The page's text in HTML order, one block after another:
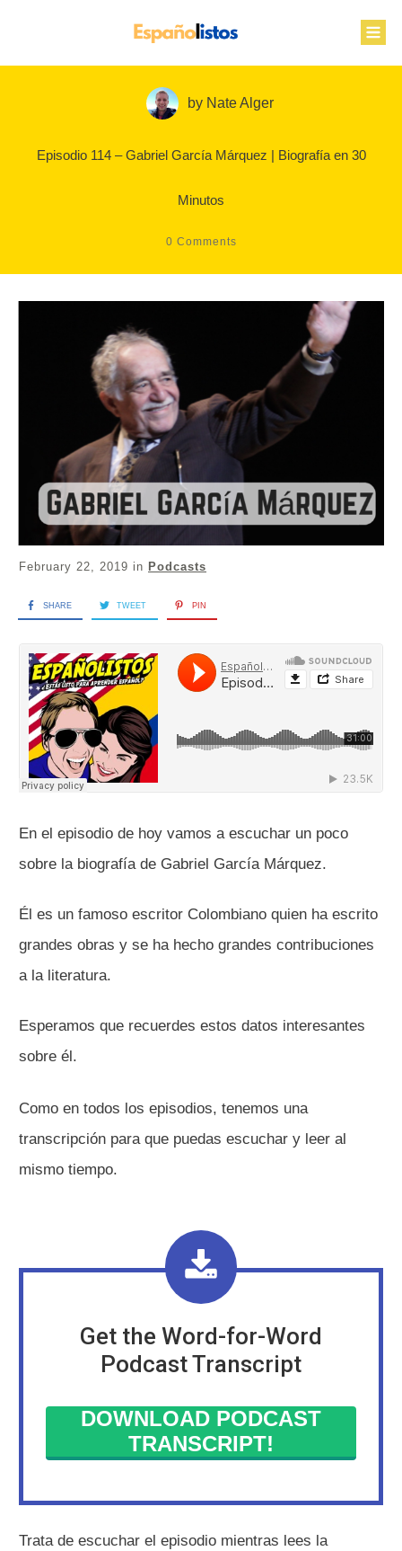
by Nate Alger
Episodio 114 – Gabriel García Márquez | Biografía en 30
Minutos
0 Comments
February 22, 2019 in Podcasts
SHARE TWEET PIN
En el episodio de hoy vamos a escuchar un poco
sobre la biografía de Gabriel García Márquez.
Él es un famoso escritor Colombiano quien ha escrito
grandes obras y se ha hecho grandes contribuciones
a la literatura.
Esperamos que recuerdes estos datos interesantes
sobre él.
Como en todos los episodios, tenemos una
transcripción para que puedas escuchar y leer al
mismo tiempo.
Get the Word-for-Word
Podcast Transcript
DOWNLOAD PODCAST
TRANSCRIPT!
Trata de escuchar el episodio mientras lees la